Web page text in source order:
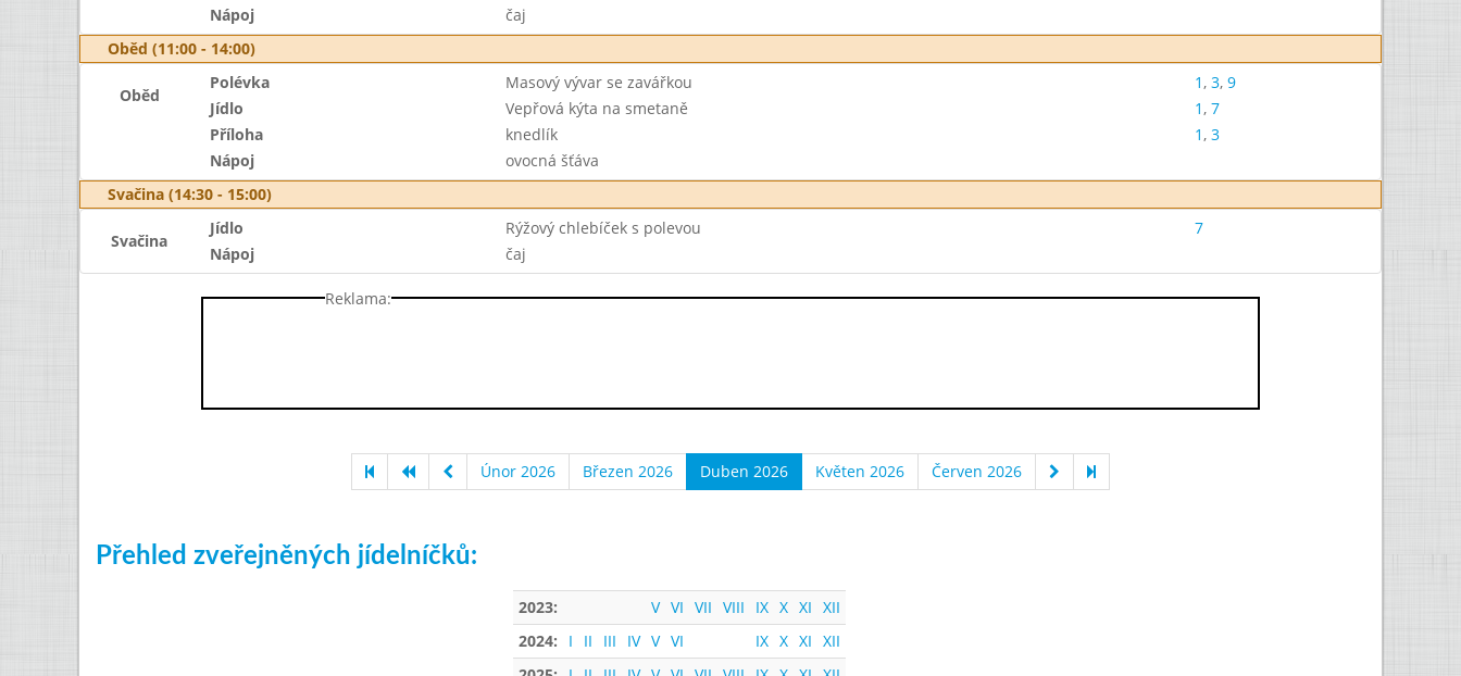
Nápoj
čaj
Oběd (11:00 - 14:00)
Oběd
Polévka Masový vývar se zavářkou 1, 3, 9
Jídlo
Vepřová kýta na smetaně 1, 7
Příloha
knedlík 1, 3
Nápoj
ovocná šťáva
Svačina (14:30 - 15:00)
Svačina
Jídlo Rýžový chlebíček s polevou
7
Nápoj
čaj
Reklama:
Únor 2026 Březen 2026 Duben 2026 Květen 2026 Červen 2026
Přehled zveřejněných jídelníčků:
2023: V VI VII VIII IX X XI XII
2024:
I II III IV V VI IX X XI XII